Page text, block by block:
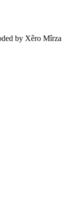
by Xêro Mîrza